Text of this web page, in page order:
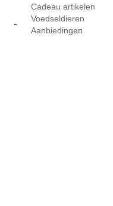
Cadeau artikelen
Voedseldieren
Aanbiedingen
-